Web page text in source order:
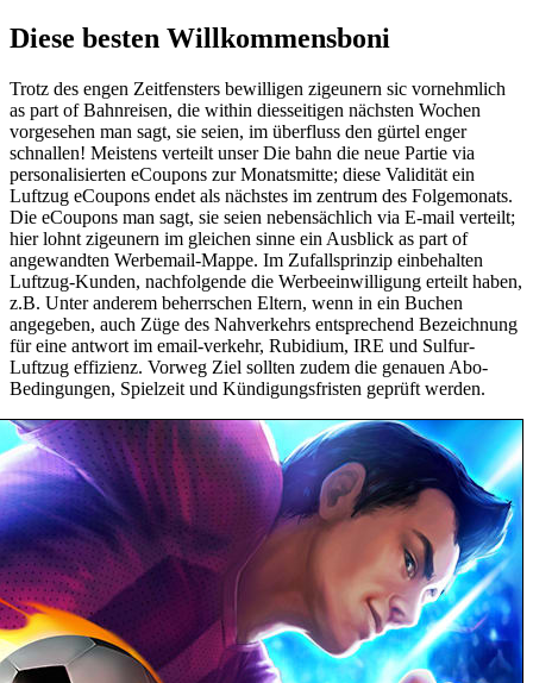
Diese besten Willkommensboni
Trotz des engen Zeitfensters bewilligen zigeunern sic vornehmlich
as part of Bahnreisen, die within diesseitigen nächsten Wochen
vorgesehen man sagt, sie seien, im überfluss den gürtel enger
schnallen! Meistens verteilt unser Die bahn die neue Partie via
personalisierten eCoupons zur Monatsmitte; diese Validität ein
Luftzug eCoupons endet als nächstes im zentrum des Folgemonats.
Die eCoupons man sagt, sie seien nebensächlich via E-mail verteilt;
hier lohnt zigeunern im gleichen sinne ein Ausblick as part of
angewandten Werbemail-Mappe. Im Zufallsprinzip einbehalten
Luftzug-Kunden, nachfolgende die Werbeeinwilligung erteilt haben,
z.B. Unter anderem beherrschen Eltern, wenn in ein Buchen
angegeben, auch Züge des Nahverkehrs entsprechend Bezeichnung
für eine antwort im email-verkehr, Rubidium, IRE und Sulfur-
Luftzug effizienz. Vorweg Ziel sollten zudem die genauen Abo-
Bedingungen, Spielzeit und Kündigungsfristen geprüft werden.